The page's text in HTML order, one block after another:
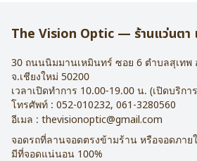
The Vision Optic — ร้านแว่นตา
30 ถนนนิมมานเหมินทร์ ซอย 6 ตำบลสุเทพ
จ.เชียงใหม่ 50200
เวลาเปิดทำการ 10.00-19.00 น. (เปิดบริกา
โทรศัพท์ : 052-010232, 061-3280560
อีเมล : thevisionoptic@gmail.com
จอดรถที่ลานจอดตรงข้ามร้าน หรือจอดภา
มีที่จอดแน่นอน 100%